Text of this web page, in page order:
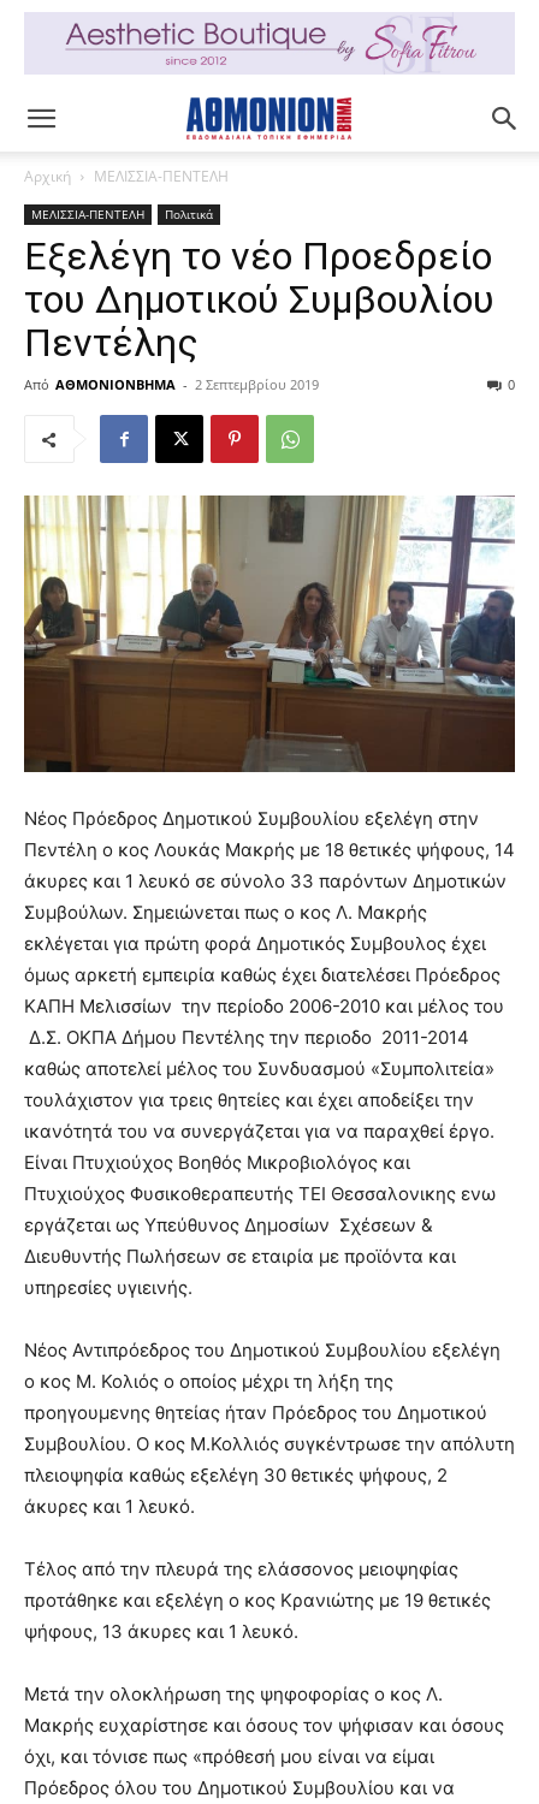
Αρχική ΜΕΛΙΣΣΙΑ-ΠΕΝΤΕΛΗ
ΜΕΛΙΣΣΙΑ-ΠΕΝΤΕΛΗ Πολιτικά
Εξελέγη το νέο Προεδρείο
του Δημοτικού Συμβουλίου
Πεντέλης
Από ΑΘΜΟΝΙΟΝΒΗΜΑ - 2 Σεπτεμβρίου 2019 0
Νέος Πρόεδρος Δημοτικού Συμβουλίου εξελέγη στην
Πεντέλη ο κος Λουκάς Μακρής με 18 θετικές ψήφους, 14
άκυρες και 1 λευκό σε σύνολο 33 παρόντων Δημοτικών
Συμβούλων. Σημειώνεται πως ο κος Λ. Μακρής
εκλέγεται για πρώτη φορά Δημοτικός Συμβουλος έχει
όμως αρκετή εμπειρία καθώς έχει διατελέσει Πρόεδρος
ΚΑΠΗ Μελισσίων την περίοδο 2006-2010 και μέλος του
Δ.Σ. ΟΚΠΑ Δήμου Πεντέλης την περιοδο 2011-2014
καθώς αποτελεί μέλος του Συνδυασμού «Συμπολιτεία»
τουλάχιστον για τρεις θητείες και έχει αποδείξει την
ικανότητά του να συνεργάζεται για να παραχθεί έργο.
Είναι Πτυχιούχος Βοηθός Μικροβιολόγος και
Πτυχιούχος Φυσικοθεραπευτής ΤΕΙ Θεσσαλονικης ενω
εργάζεται ως Υπεύθυνος Δημοσίων Σχέσεων &
Διευθυντής Πωλήσεων σε εταιρία με προϊόντα και
υπηρεσίες υγιεινής.
Νέος Αντιπρόεδρος του Δημοτικού Συμβουλίου εξελέγη
ο κος Μ. Κολιός ο οποίος μέχρι τη λήξη της
προηγουμενης θητείας ήταν Πρόεδρος του Δημοτικού
Συμβουλίου. Ο κος Μ.Κολλιός συγκέντρωσε την απόλυτη
πλειοψηφία καθώς εξελέγη 30 θετικές ψήφους, 2
άκυρες και 1 λευκό.
Τέλος από την πλευρά της ελάσσονος μειοψηφίας
προτάθηκε και εξελέγη ο κος Κρανιώτης με 19 θετικές
ψήφους, 13 άκυρες και 1 λευκό.
Μετά την ολοκλήρωση της ψηφοφορίας ο κος Λ.
Μακρής ευχαρίστησε και όσους τον ψήφισαν και όσους
όχι, και τόνισε πως «πρόθεσή μου είναι να είμαι
Πρόεδρος όλου του Δημοτικού Συμβουλίου και να